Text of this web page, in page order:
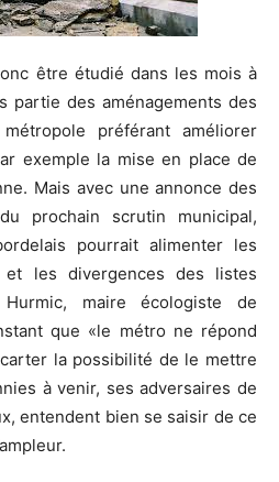
être étudié dans les mois à
partie des aménagements des
préférant améliorer
exemple la mise en place de
Mais avec une annonce des
prochain scrutin municipal,
pourrait alimenter les
et les divergences des listes
maire écologiste de
que «le métro ne répond
la possibilité de le mettre
à venir, ses adversaires de
entendent bien se saisir de ce